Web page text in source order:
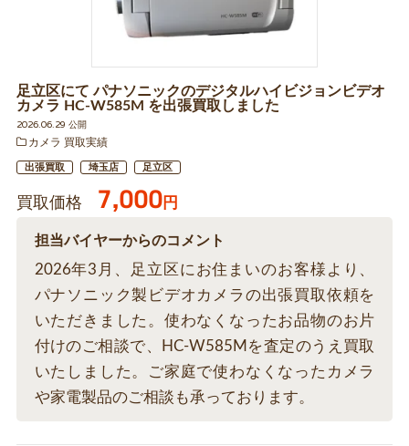
足立区にて パナソニックのデジタルハイビジョンビデオ
カメラ HC-W585M を出張買取しました
2026.06.29 公開
カメラ 買取実績
出張買取 埼玉店 足立区
買取価格 7,000円
担当バイヤーからのコメント
2026年3月、足立区にお住まいのお客様より、
パナソニック製ビデオカメラの出張買取依頼を
いただきました。使わなくなったお品物のお片
付けのご相談で、HC-W585Mを査定のうえ買取
いたしました。ご家庭で使わなくなったカメラ
や家電製品のご相談も承っております。